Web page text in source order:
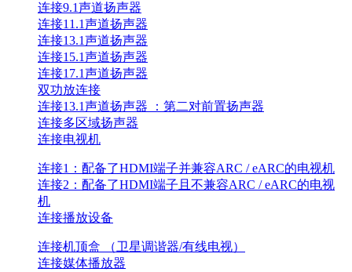
连接9.1声道扬声器
连接11.1声道扬声器
连接13.1声道扬声器
连接15.1声道扬声器
连接17.1声道扬声器
双功放连接
连接13.1声道扬声器 ：第二对前置扬声器
连接多区域扬声器
连接电视机
连接1：配备了HDMI端子并兼容ARC / eARC的电视机
连接2：配备了HDMI端子且不兼容ARC / eARC的电视
机
连接播放设备
连接机顶盒 （卫星调谐器/有线电视）
连接媒体播放器